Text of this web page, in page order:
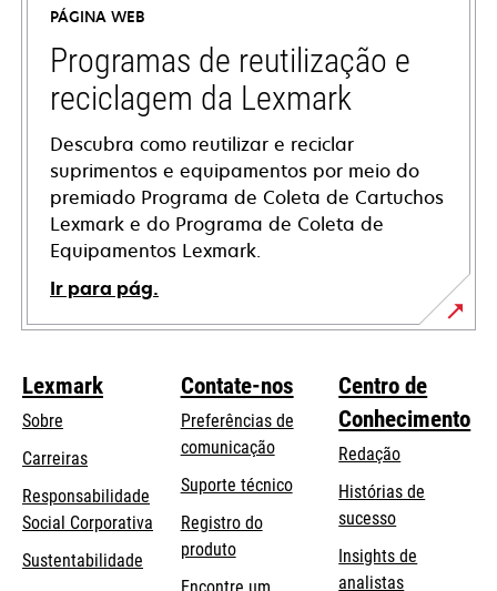
new
tab
PÁGINA WEB
Programas de reutilização e
reciclagem da Lexmark
Descubra como reutilizar e reciclar
suprimentos e equipamentos por meio do
premiado Programa de Coleta de Cartuchos
Lexmark e do Programa de Coleta de
Equipamentos Lexmark.
Ir para pág.
Lexmark
Sobre
Carreiras
Responsabilidade
Social Corporativa opens
Sustentabilidade
Contate-nos
Preferências de
comunicação
Suporte técnicoopens
Registro do
produto
Centro de
Conhecimento
Redação
Histórias de
sucesso
Insights de
analistas